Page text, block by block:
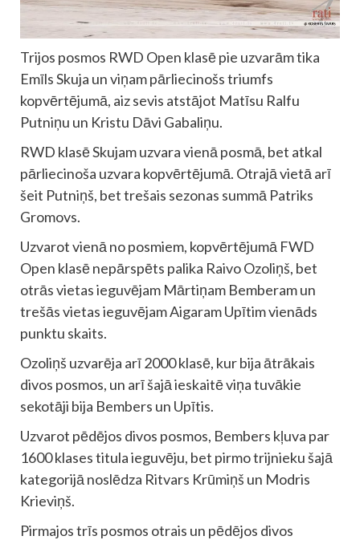
Trijos posmos RWD Open klasē pie uzvarām tika
Emīls Skuja un viņam pārliecinošs triumfs
kopvērtējumā, aiz sevis atstājot Matīsu Ralfu
Putniņu un Kristu Dāvi Gabaliņu.
RWD klasē Skujam uzvara vienā posmā, bet atkal
pārliecinoša uzvara kopvērtējumā. Otrajā vietā arī
šeit Putniņš, bet trešais sezonas summā Patriks
Gromovs.
Uzvarot vienā no posmiem, kopvērtējumā FWD
Open klasē nepārspēts palika Raivo Ozoliņš, bet
otrās vietas ieguvējam Mārtiņam Bemberam un
trešās vietas ieguvējam Aigaram Upītim vienāds
punktu skaits.
Ozoliņš uzvarēja arī 2000 klasē, kur bija ātrākais
divos posmos, un arī šajā ieskaitē viņa tuvākie
sekotāji bija Bembers un Upītis.
Uzvarot pēdējos divos posmos, Bembers kļuva par
1600 klases titula ieguvēju, bet pirmo trijnieku šajā
kategorijā noslēdza Ritvars Krūmiņš un Modris
Krieviņš.
Pirmajos trīs posmos otrais un pēdējos divos